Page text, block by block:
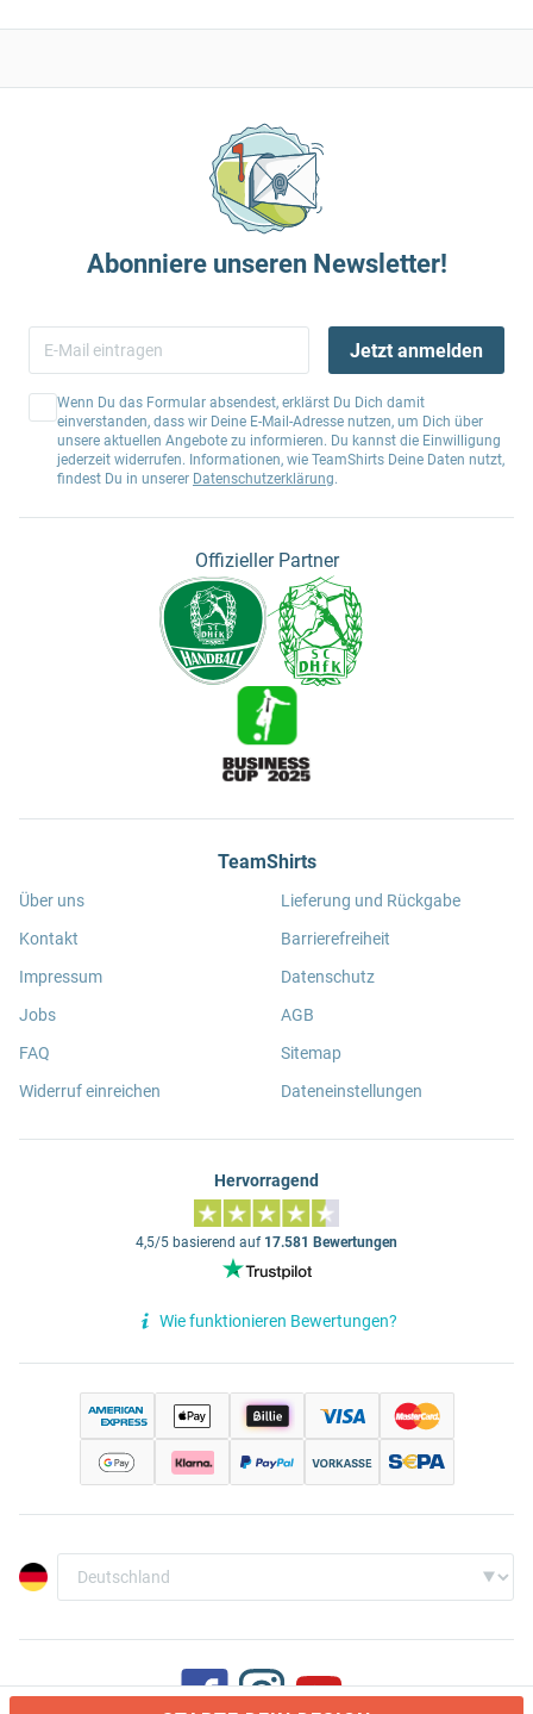
Abonniere unseren Newsletter!
Jetzt anmelden
Wenn Du das Formular absendest, erklärst Du Dich damit
einverstanden, dass wir Deine E-Mail-Adresse nutzen, um Dich über
unsere aktuellen Angebote zu informieren. Du kannst die Einwilligung
jederzeit widerrufen. Informationen, wie TeamShirts Deine Daten nutzt,
findest Du in unserer Datenschutzerklärung.
Offizieller Partner
TeamShirts
Über uns
Kontakt
Impressum
Jobs
FAQ
Widerruf einreichen
Lieferung und Rückgabe
Barrierefreiheit
Datenschutz
AGB
Sitemap
Dateneinstellungen
Hervorragend
4,5/5 basierend auf 17.581 Bewertungen
Wie funktionieren Bewertungen?